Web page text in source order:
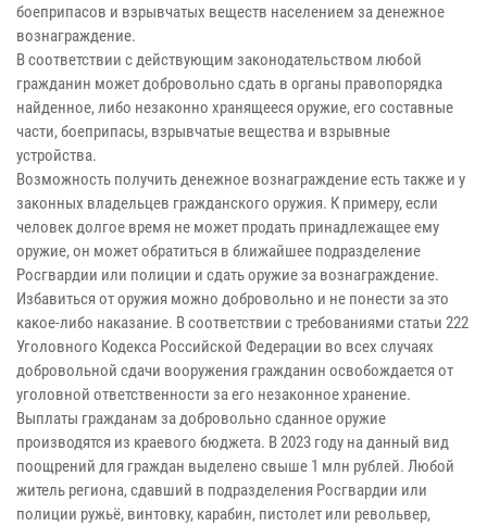
боеприпасов и взрывчатых веществ населением за денежное
вознаграждение.
В соответствии с действующим законодательством любой
гражданин может добровольно сдать в органы правопорядка
найденное, либо незаконно хранящееся оружие, его составные
части, боеприпасы, взрывчатые вещества и взрывные
устройства.
Возможность получить денежное вознаграждение есть также и у
законных владельцев гражданского оружия. К примеру, если
человек долгое время не может продать принадлежащее ему
оружие, он может обратиться в ближайшее подразделение
Росгвардии или полиции и сдать оружие за вознаграждение.
Избавиться от оружия можно добровольно и не понести за это
какое-либо наказание. В соответствии с требованиями статьи 222
Уголовного Кодекса Российской Федерации во всех случаях
добровольной сдачи вооружения гражданин освобождается от
уголовной ответственности за его незаконное хранение.
Выплаты гражданам за добровольно сданное оружие
производятся из краевого бюджета. В 2023 году на данный вид
поощрений для граждан выделено свыше 1 млн рублей. Любой
житель региона, сдавший в подразделения Росгвардии или
полиции ружьё, винтовку, карабин, пистолет или револьвер,